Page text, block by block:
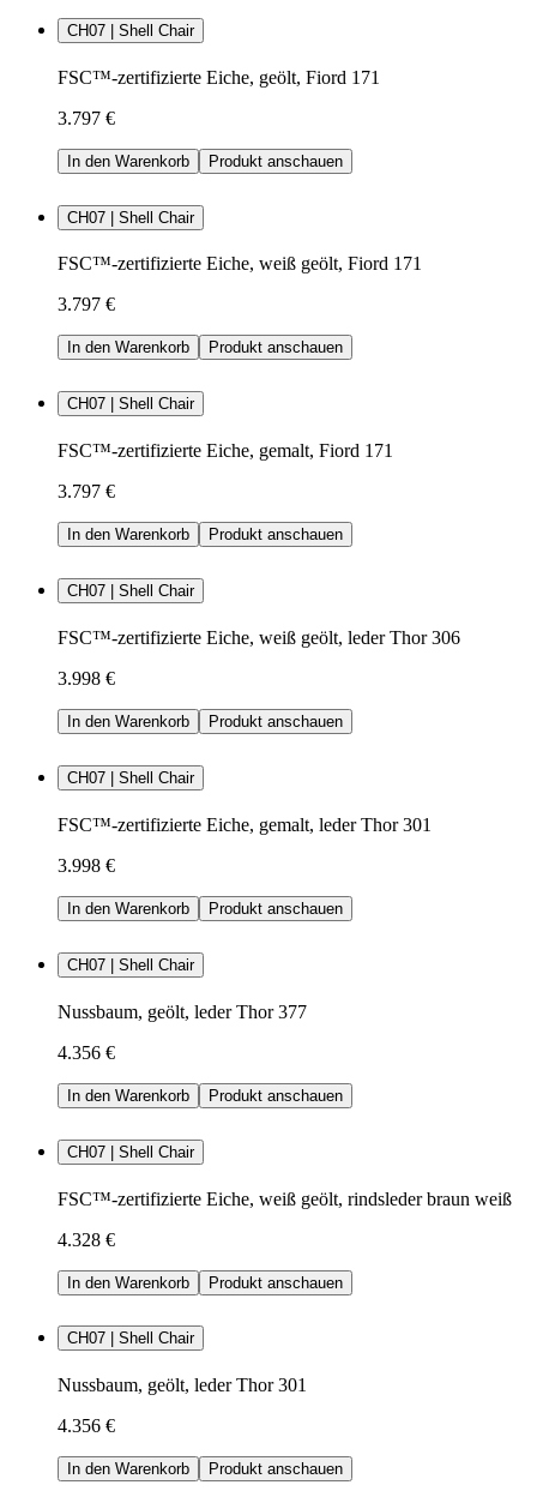
CH07 | Shell Chair
FSC™-zertifizierte Eiche, geölt, Fiord 171
3.797 €
In den Warenkorb Produkt anschauen
CH07 | Shell Chair
FSC™-zertifizierte Eiche, weiß geölt, Fiord 171
3.797 €
In den Warenkorb Produkt anschauen
CH07 | Shell Chair
FSC™-zertifizierte Eiche, gemalt, Fiord 171
3.797 €
In den Warenkorb Produkt anschauen
CH07 | Shell Chair
FSC™-zertifizierte Eiche, weiß geölt, leder Thor 306
3.998 €
In den Warenkorb Produkt anschauen
CH07 | Shell Chair
FSC™-zertifizierte Eiche, gemalt, leder Thor 301
3.998 €
In den Warenkorb Produkt anschauen
CH07 | Shell Chair
Nussbaum, geölt, leder Thor 377
4.356 €
In den Warenkorb Produkt anschauen
CH07 | Shell Chair
FSC™-zertifizierte Eiche, weiß geölt, rindsleder braun weiß
4.328 €
In den Warenkorb Produkt anschauen
CH07 | Shell Chair
Nussbaum, geölt, leder Thor 301
4.356 €
In den Warenkorb Produkt anschauen